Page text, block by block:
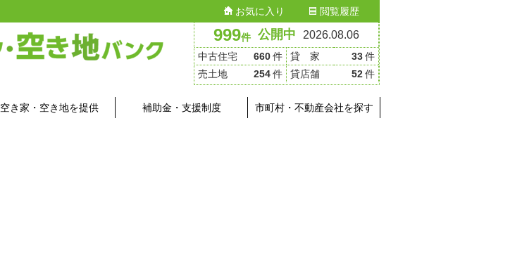
999件 公開中 2026.08.06
中古住宅 660件 貸 家 33件
売土地
254件 貸店舗 52件
お気に入り 閲覧履歴
空き家・空き地を提供 補助金・支援制度 市町村・不動産会社を探す